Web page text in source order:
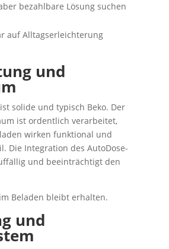
bezahlbare Lösung suchen
auf Alltagserleichterung
und
solide und typisch Beko. Der
ist ordentlich verarbeitet,
wirken funktional und
Die Integration des AutoDose-
und beeinträchtigt den
Beladen bleibt erhalten.
und